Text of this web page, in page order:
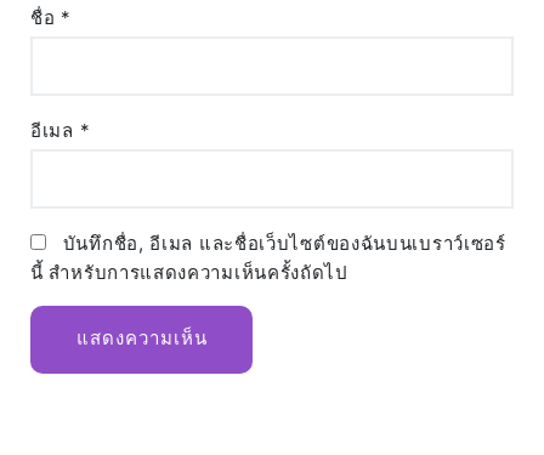
ชื่อ *
อีเมล *
บันทึกชื่อ, อีเมล และชื่อเว็บไซต์ของฉันบนเบราว์เซอร์
นี้ สำหรับการแสดงความเห็นครั้งถัดไป